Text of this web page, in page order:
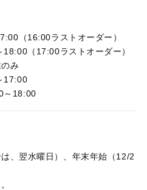
（16:00ラストオーダー）
（17:00ラストオーダー）
み
17:00
18:00
、翌水曜日）、年末年始（12/2